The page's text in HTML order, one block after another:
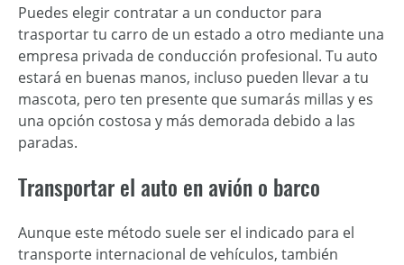
Puedes elegir contratar a un conductor para
trasportar tu carro de un estado a otro mediante una
empresa privada de conducción profesional. Tu auto
estará en buenas manos, incluso pueden llevar a tu
mascota, pero ten presente que sumarás millas y es
una opción costosa y más demorada debido a las
paradas.
Transportar el auto en avión o barco
Aunque este método suele ser el indicado para el
transporte internacional de vehículos, también